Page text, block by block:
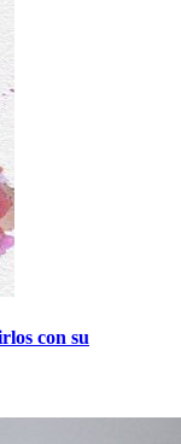
con su